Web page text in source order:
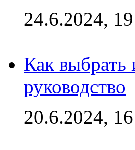
24.6.2024,
Как выбрать
руководство
20.6.2024,